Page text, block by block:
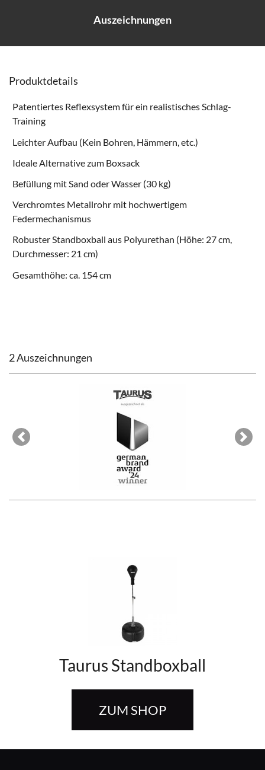
Auszeichnungen
Produktdetails
Patentiertes Reflexsystem für ein realistisches Schlag-
Training
Leichter Aufbau (Kein Bohren, Hämmern, etc.)
Ideale Alternative zum Boxsack
Befüllung mit Sand oder Wasser (30 kg)
Verchromtes Metallrohr mit hochwertigem
Federmechanismus
Robuster Standboxball aus Polyurethan (Höhe: 27 cm,
Durchmesser: 21 cm)
Gesamthöhe: ca. 154 cm
2 Auszeichnungen
Previous Next
Taurus Standboxball
ZUM SHOP